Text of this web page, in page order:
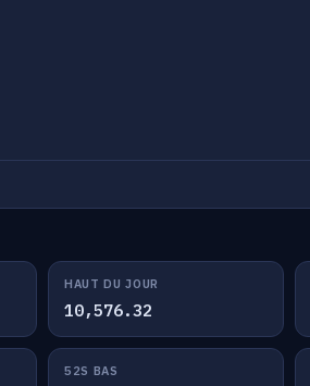
HAUT DU JOUR
10,576.32
52S BAS